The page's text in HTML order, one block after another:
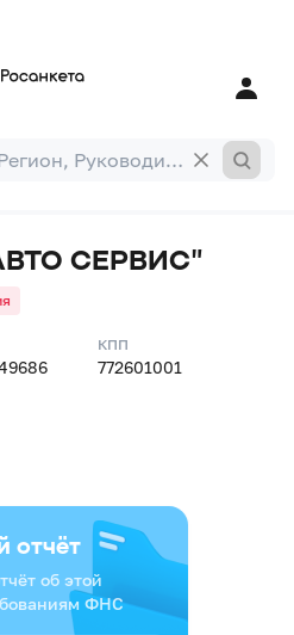
СЕРВИС"
КПП
772601001
отчёт
об этой
ФНС